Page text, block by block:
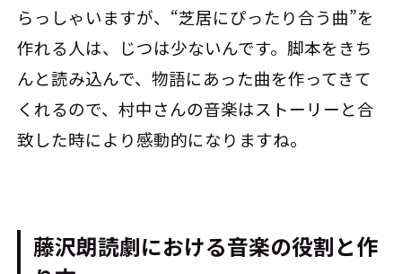
らっしゃいますが、“芝居にぴったり合う曲”を
作れる人は、じつは少ないんです。脚本をきち
んと読み込んで、物語にあった曲を作ってきて
くれるので、村中さんの音楽はストーリーと合
致した時により感動的になりますね。
藤沢朗読劇における音楽の役割と作